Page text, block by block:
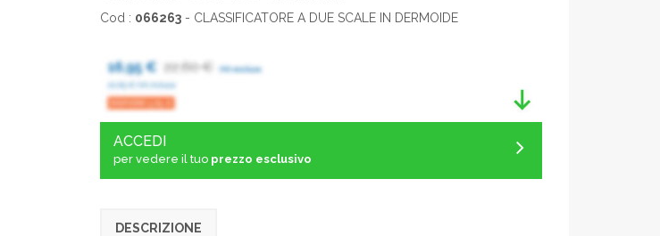
Cod : 066263 - CLASSIFICATORE A DUE SCALE IN DERMOIDE
ACCEDI
per vedere il tuo prezzo esclusivo
DESCRIZIONE